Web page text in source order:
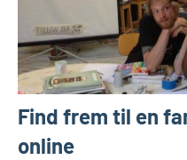
Find frem til en
online